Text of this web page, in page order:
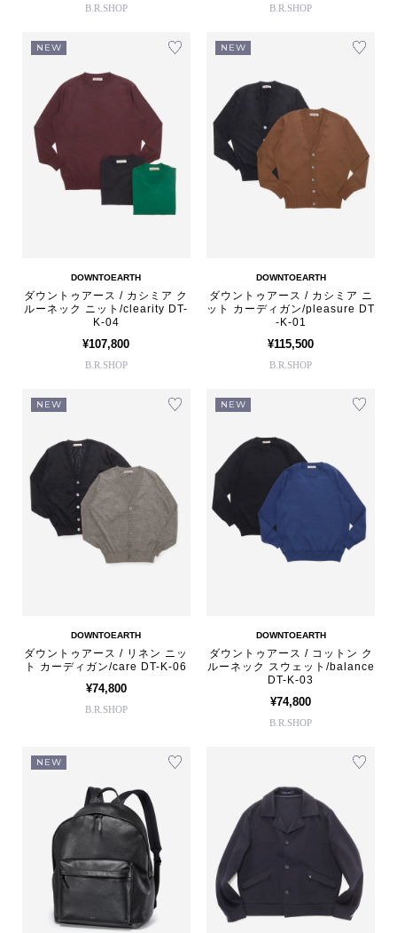
B.R.SHOP B.R.SHOP
NEW
DOWNTOEARTH
ダウントゥアース / カシミア ク
ルーネック ニット/clearity DT-
K-04
¥107,800
B.R.SHOP
NEW
DOWNTOEARTH
ダウントゥアース / カシミア ニ
ット カーディガン/pleasure DT
-K-01
¥115,500
B.R.SHOP
NEW
DOWNTOEARTH
ダウントゥアース / リネン ニッ
ト カーディガン/care DT-K-06
¥74,800
B.R.SHOP
NEW
DOWNTOEARTH
ダウントゥアース / コットン ク
ルーネック スウェット/balance
DT-K-03
¥74,800
B.R.SHOP
NEW